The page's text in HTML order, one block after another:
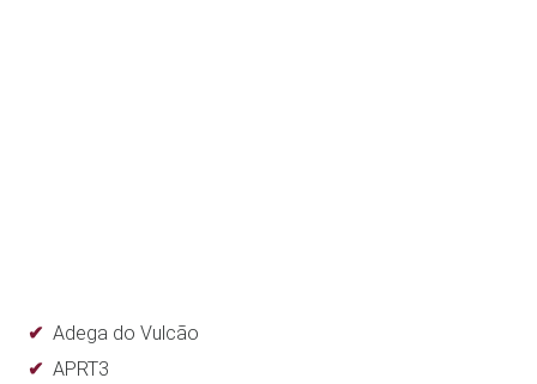
Adega do Vulcão
APRT3